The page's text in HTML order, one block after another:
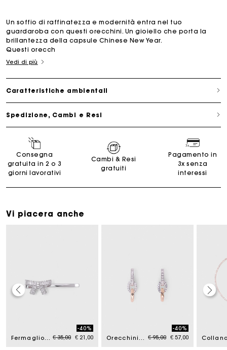
Un soffio di raffinatezza e modernità entra nel tuo
guardaroba con questi orecchini. Un gioiello che porta la
brillantezza della capsule Chinese New Year.
Questi orecch
Vedi di più
Caratteristiche ambientali
Spedizione, Cambi e Resi
Consegna
gratuita in 2 o 3
giorni lavorativi
Cambi & Resi
gratuiti
Pagamento in
3x senza
interessi
Vi piacera anche
Fermaglio con fiocco in strass Price reduced from
€ 35,00to
-40%
€ 21,00
Orecchini a maglie Price reduced from
€ 95,00to
-40%
€ 57,00